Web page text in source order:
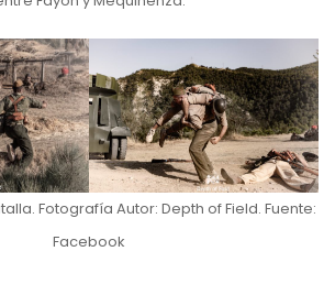
Fotografía Autor: Depth of Field. Fuente:
Facebook